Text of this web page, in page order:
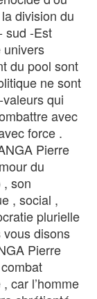
division du
sud -Est
du pool sont
ne sont
qui
avec
force .
Pierre
du
, son
, social ,
plurielle
disons
Pierre
car l’homme